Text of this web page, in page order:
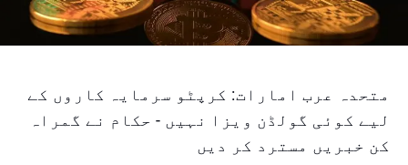
متحدہ عرب امارات: کرپٹو سرمایہ کاروں کے
لیے کوئی گولڈن ویزا نہیں - حکام نے گمراہ
کن خبریں مسترد کر دیں